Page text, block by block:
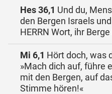
Hes 36,1 Und du,
den Bergen Israels
HERRN Wort, ihr
Mi 6,1 Hört doch, was
»Mach dich auf, führe
mit den Bergen, auf
Stimme hören!«